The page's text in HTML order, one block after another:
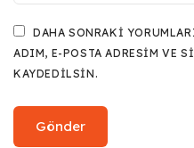
DAHA SONRAKI
ADIM, E-POSTA ADRESIM VE
KAYDEDILSIN.